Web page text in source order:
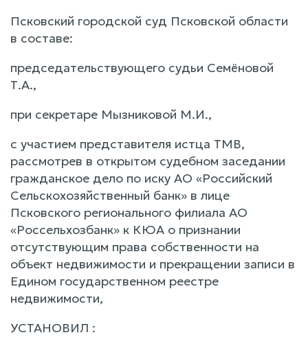
Псковский городской суд Псковской области
в составе:
председательствующего судьи Семёновой
Т.А.,
при секретаре Мызниковой М.И.,
с участием представителя истца ТМВ,
рассмотрев в открытом судебном заседании
гражданское дело по иску АО «Российский
Сельскохозяйственный банк» в лице
Псковского регионального филиала АО
«Россельхозбанк» к КЮА о признании
отсутствующим права собственности на
объект недвижимости и прекращении записи в
Едином государственном реестре
недвижимости,
УСТАНОВИЛ :